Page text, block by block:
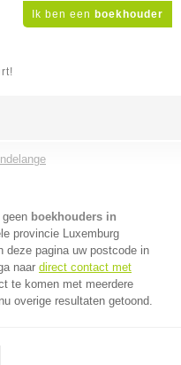
Ik ben een boekhouder
boekhouders in
provincie Luxemburg
deze pagina uw postcode in
naar direct contact met
te komen met meerdere
overige resultaten getoond.